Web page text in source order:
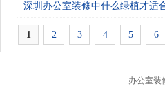
深圳办公室装修中什么绿植才适合你
1 2 3 4 5 6
办公室装